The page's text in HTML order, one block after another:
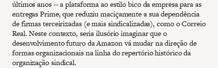
últimos anos -- a plataforma ao estilo bico da empresa para as
entregas Prime, que reduziu maciçamente a sua dependência
de firmas terceirizadas (e mais sindicalizadas), como o Correio
Real. Neste contexto, seria ilusório imaginar que o
desenvolvimento futuro da Amazon vá mudar na direção de
formas organizacionais na linha do repertório histórico da
organização sindical.